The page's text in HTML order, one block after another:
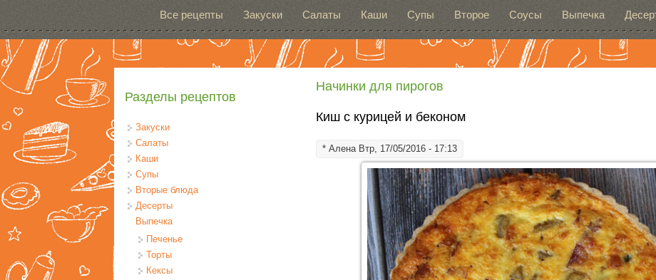
Все рецепты Закуски Салаты Каши Супы Второе Соусы Выпечка
Начинки для пирогов
Киш с курицей и беконом
*АленаВтр, 17/05/2016 - 17:13
Разделы рецептов
Закуски
Салаты
Каши
Супы
Вторые блюда
Десерты
Выпечка
Печенье
Торты
Кексы